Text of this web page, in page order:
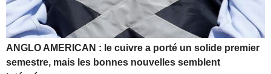
ANGLO AMERICAN : le cuivre a porté un solide premier
semestre, mais les bonnes nouvelles semblent